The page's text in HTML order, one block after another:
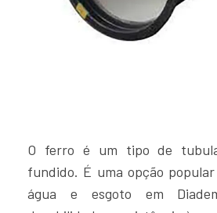
O ferro é um tipo de
fundido. É uma opção
água e esgoto em